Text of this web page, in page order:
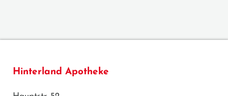
Hinterland Apotheke